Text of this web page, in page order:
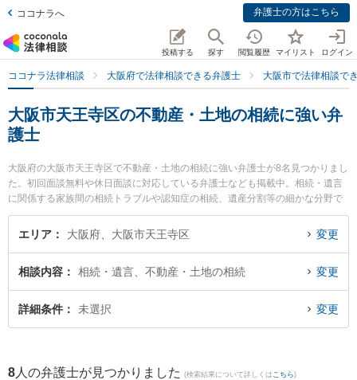
ココナラへ 弁護士の方はこちら
投稿する 探す 閲覧履歴 マイリスト ログイン
ココナラ法律相談 大阪府で法律相談できる弁護士 大阪市で法律相談で
大阪市天王寺区の不動産・土地の相続に強い弁
護士
大阪府の大阪市天王寺区で不動産・土地の相続に強い弁護士が8名見つかりまし
た。初回面談無料や休日面談に対応している弁護士なども掲載中。相続・遺言
に関係する家族間の相続トラブルや認知症の相続、遺産分割等の細かな分野で
の絞り込み検索もでき便利です。特に上本町総合法律事務所の池田 直樹弁護士
や弁護士法人新都法律事務所の新井 一樹弁護士、松井隆雄法律事務所の松井 圭
すぐに弁護士に相談したい』『不動産・土地の相続のトラブル解決の実績豊富
な近くの弁護士を検索したい』『初回相談無料で不動産・土地の相続を法律相
談できる大阪市天王寺区内の弁護士に相談予約したい』などでお困りの相談者
エリア 大阪府、大阪市天王寺区 変更
相談内容 相続・遺言、不動産・土地の相続 変更
詳細条件 未選択 変更
8 人の弁護士が見つかりました (検索結果について詳しくは こちら)